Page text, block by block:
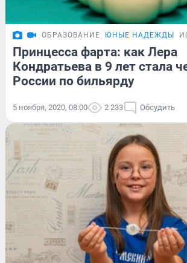
ОБРАЗОВАНИЕ ЮНЫЕ НАДЕЖДЫ
Принцесса фарта: как Лера
Кондратьева в 9 лет стала
России по бильярду
5 ноября, 2020, 08:00 2 233 Обсудить